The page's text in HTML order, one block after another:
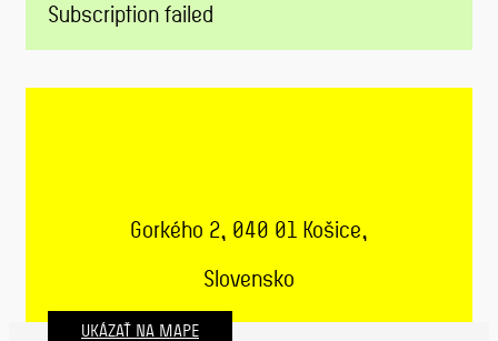
Subscription failed
Gorkého 2, 040 01 Košice,
Slovensko
UKÁZAŤ NA MAPE